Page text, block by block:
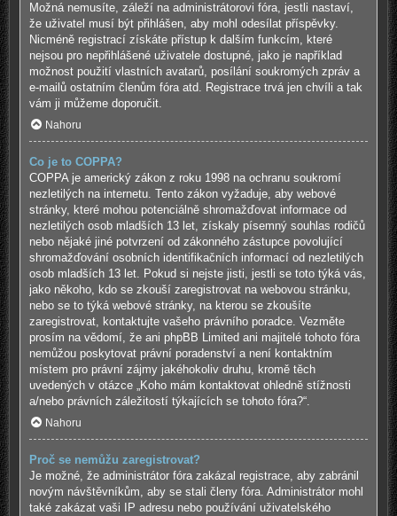
Možná nemusíte, záleží na administrátorovi fóra, jestli nastaví,
že uživatel musí být přihlášen, aby mohl odesílat příspěvky.
Nicméně registrací získáte přístup k dalším funkcím, které
nejsou pro nepřihlášené uživatele dostupné, jako je například
možnost použití vlastních avatarů, posílání soukromých zpráv a
e-mailů ostatním členům fóra atd. Registrace trvá jen chvíli a tak
vám ji můžeme doporučit.
Nahoru
Co je to COPPA?
COPPA je americký zákon z roku 1998 na ochranu soukromí
nezletilých na internetu. Tento zákon vyžaduje, aby webové
stránky, které mohou potenciálně shromažďovat informace od
nezletilých osob mladších 13 let, získaly písemný souhlas rodičů
nebo nějaké jiné potvrzení od zákonného zástupce povolující
shromažďování osobních identifikačních informací od nezletilých
osob mladších 13 let. Pokud si nejste jisti, jestli se toto týká vás,
jako někoho, kdo se zkouší zaregistrovat na webovou stránku,
nebo se to týká webové stránky, na kterou se zkoušíte
zaregistrovat, kontaktujte vašeho právního poradce. Vezměte
prosím na vědomí, že ani phpBB Limited ani majitelé tohoto fóra
nemůžou poskytovat právní poradenství a není kontaktním
místem pro právní zájmy jakéhokoliv druhu, kromě těch
uvedených v otázce „Koho mám kontaktovat ohledně stížnosti
a/nebo právních záležitostí týkajících se tohoto fóra?“.
Nahoru
Proč se nemůžu zaregistrovat?
Je možné, že administrátor fóra zakázal registrace, aby zabránil
novým návštěvníkům, aby se stali členy fóra. Administrátor mohl
také zakázat vaši IP adresu nebo používání uživatelského